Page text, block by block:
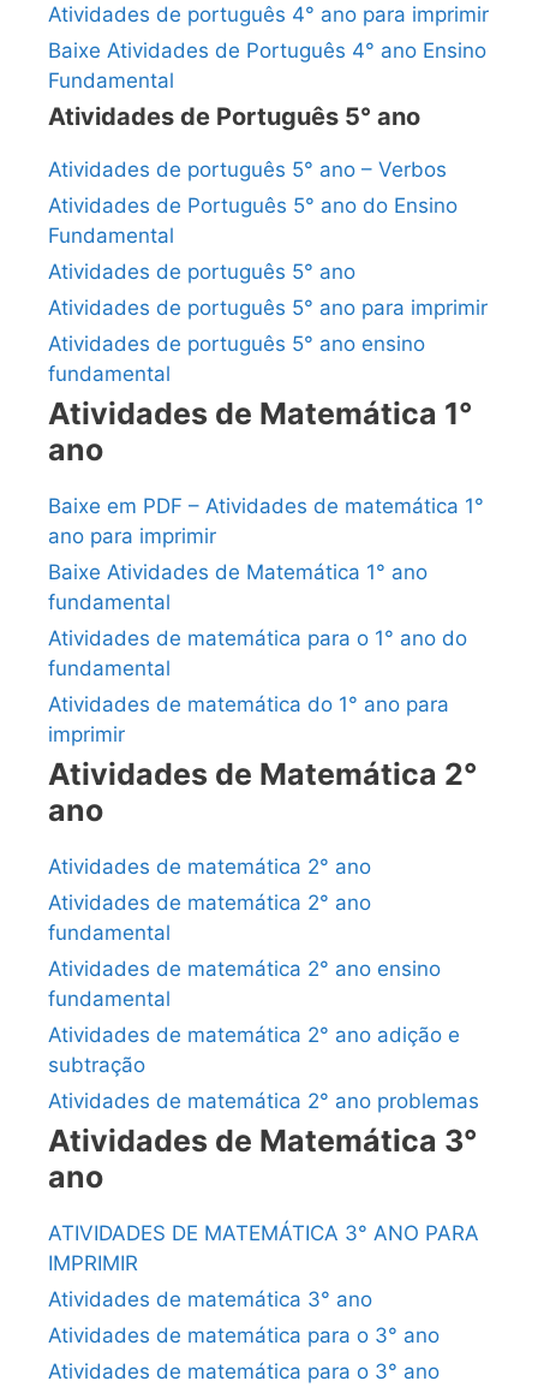
Atividades de português 4° ano para imprimir
Baixe Atividades de Português 4° ano Ensino
Fundamental
Atividades de Português 5° ano
Atividades de português 5° ano – Verbos
Atividades de Português 5° ano do Ensino
Fundamental
Atividades de português 5° ano
Atividades de português 5° ano para imprimir
Atividades de português 5° ano ensino
fundamental
Atividades de Matemática 1°
ano
Baixe em PDF – Atividades de matemática 1°
ano para imprimir
Baixe Atividades de Matemática 1° ano
fundamental
Atividades de matemática para o 1° ano do
fundamental
Atividades de matemática do 1° ano para
imprimir
Atividades de Matemática 2°
ano
Atividades de matemática 2° ano
Atividades de matemática 2° ano
fundamental
Atividades de matemática 2° ano ensino
fundamental
Atividades de matemática 2° ano adição e
subtração
Atividades de matemática 2° ano problemas
Atividades de Matemática 3°
ano
ATIVIDADES DE MATEMÁTICA 3° ANO PARA
IMPRIMIR
Atividades de matemática 3° ano
Atividades de matemática para o 3° ano
Atividades de matemática para o 3° ano